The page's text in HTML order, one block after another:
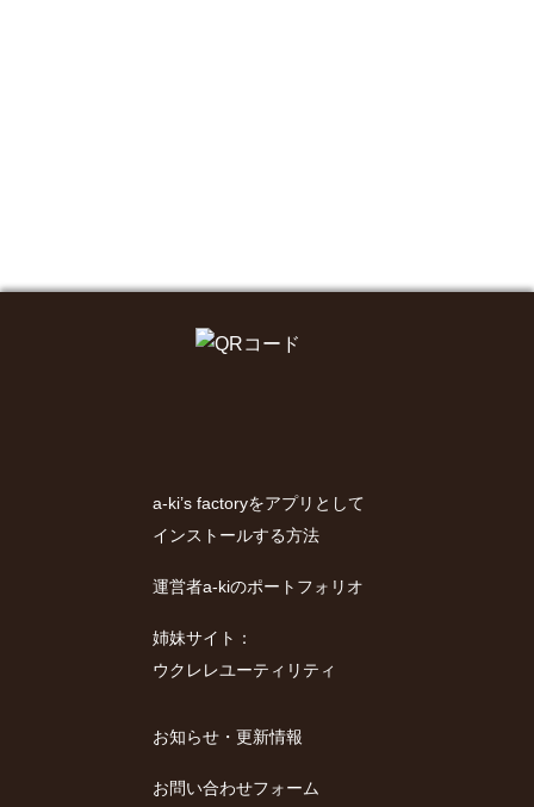
a-ki’s factoryをアプリとして
インストールする方法
運営者a-kiのポートフォリオ
姉妹サイト：
ウクレレユーティリティ
お知らせ・更新情報
お問い合わせフォーム